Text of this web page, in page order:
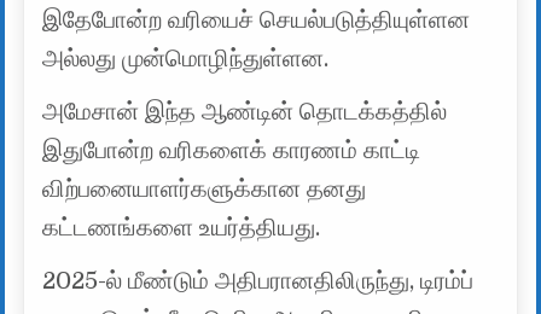
இதேபோன்ற வரியைச் செயல்படுத்தியுள்ளன
அல்லது முன்மொழிந்துள்ளன.
அமேசான் இந்த ஆண்டின் தொடக்கத்தில்
இதுபோன்ற வரிகளைக் காரணம் காட்டி
விற்பனையாளர்களுக்கான தனது
கட்டணங்களை உயர்த்தியது.
2025-ல் மீண்டும் அதிபரானதிலிருந்து, டிரம்ப்